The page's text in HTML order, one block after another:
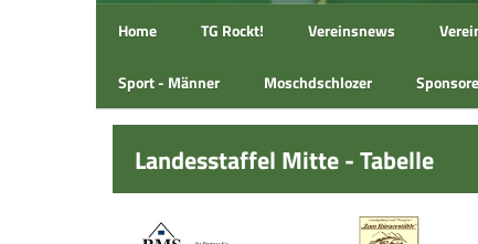
Home TG Rockt! Vereinsnews
Sport - Männer Moschdschlozer
Landesstaffel Mitte - Tabelle